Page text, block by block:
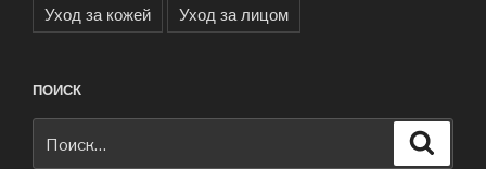
Уход за кожей
Уход за лицом
ПОИСК